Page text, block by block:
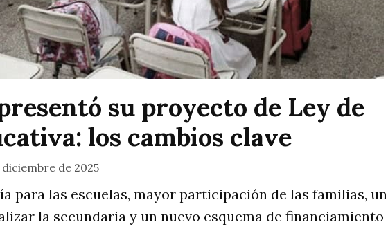
su proyecto de Ley de
los cambios clave
diciembre de 2025
para las escuelas, mayor participación de las familias, un
la secundaria y un nuevo esquema de financiamiento